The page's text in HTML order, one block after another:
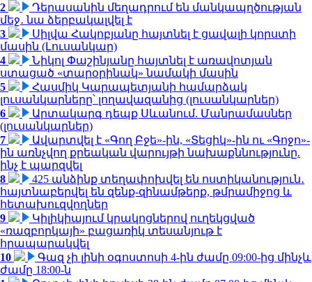
2
Դերասանին մեղադրում են մանկապղծության
մեջ․ նա ձերբակալվել է
3
Սիլվա Հակոբյանը հայտնել է ցավալի կորստի
մասին (Լուսանկար)
4
Նիկոլ Փաշինյանը հայտնել է առավոտյան
ստացած «տարօրինակ» նամակի մասին
5
Հասմիկ Կարապետյանի համարձակ
լուսանկարները՝ լողավազանից (լուսանկարներ)
6
Արտակարգ դեպք Սևանում. Մանրամասներ
(լուսանկարներ)
7
Ավարտվել է «Գող Բջե»-ին, «Տեցիկ»-ին ու «Գոջո»-
ին առնչվող քրեական վարույթի նախաքննությունը.
ինչ է պարզվել
8
425 անձինք տեղափոխվել են ոստիկանություն․
հայտնաբերվել են զենք-զինամթերք, թմրամիջոց և
հետախուզվողներ
9
Կիլիկիայում կրակոցներով ուղեկցված
«ռազբորկայի» բացառիկ տեսանյութ է
հրապարակվել
10
Գազ չի լինի օգոստոսի 4-ին ժամը 09:00-ից մինչև
ժամը 18:00-ն